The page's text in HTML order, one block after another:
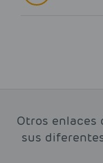
Otros enlaces
sus